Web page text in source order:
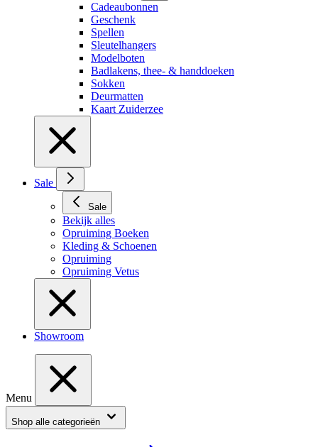
Cadeaubonnen
Geschenk
Spellen
Sleutelhangers
Modelboten
Badlakens, thee- & handdoeken
Sokken
Deurmatten
Kaart Zuiderzee
Sale
Sale
Bekijk alles
Opruiming Boeken
Kleding & Schoenen
Opruiming
Opruiming Vetus
Showroom
Menu
Shop alle categorieën